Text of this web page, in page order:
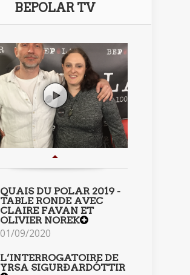
BEPOLAR TV
QUAIS DU POLAR 2019 -
TABLE RONDE AVEC
CLAIRE FAVAN ET
OLIVIER NOREK
01/09/2020
L’INTERROGATOIRE DE
YRSA SIGURÐARDÓTTIR